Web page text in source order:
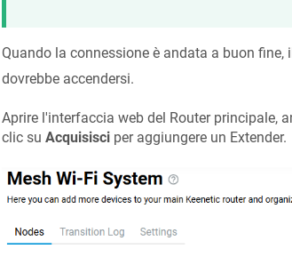
Quando la connessione è andata a buon fine, il
dovrebbe accendersi.
Aprire l'interfaccia web del Router principale,
clic su Acquisisciper aggiungere un Extender.